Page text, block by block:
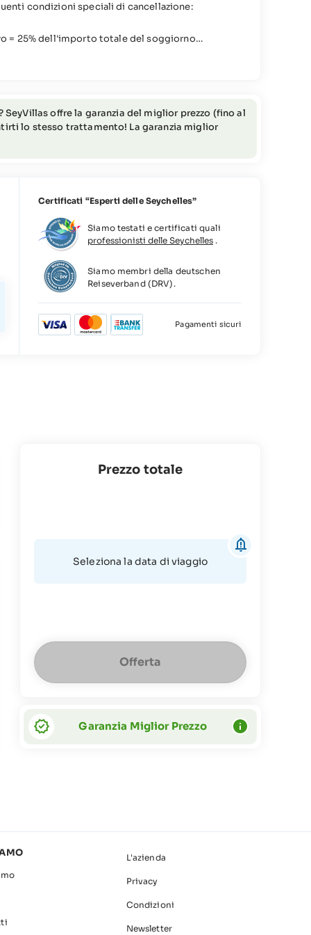
condizioni speciali di cancellazione:
= 25% dell'importo totale del soggiorno
offre la garanzia del miglior prezzo (fino al
lo stesso trattamento! La garanzia miglior
Certificati “Esperti delle Seychelles”
Siamo testati e certificati quali
professionisti delle Seychelles .
Siamo membri della deutschen
Reiseverband (DRV).
Pagamenti sicuri
Prezzo totale
Seleziona la data di viaggio
Offerta
Garanzia Miglior Prezzo
L'azienda
Privacy
Condizioni
Newsletter